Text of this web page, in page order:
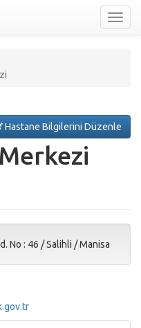
nav
Hastane Bilgilerini Düzenle
No : 46 /Salihli /Manisa